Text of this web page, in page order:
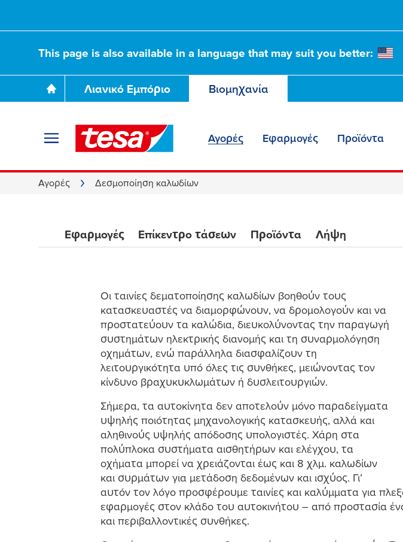
This page is also available in a language that may suit you better:
Λιανικό Εμπόριο Βιομηχανία
Αγορές Εφαρμογές Προϊόντα
Αγορές Δεσμοποίηση καλωδίων
Ταινίες καλωδίωσης
για ασφαλή δεματοποίηση
προστασία
Εφαρμογές Επίκεντρο τάσεων Προϊόντα Λήψη
Οι ταινίες δεματοποίησης καλωδίων βοηθούν τους
κατασκευαστές να διαμορφώνουν, να δρομολογούν και να
προστατεύουν τα καλώδια, διευκολύνοντας την παραγωγή
συστημάτων ηλεκτρικής διανομής και τη συναρμολόγηση
οχημάτων, ενώ παράλληλα διασφαλίζουν τη
λειτουργικότητα υπό όλες τις συνθήκες, μειώνοντας τον
κίνδυνο βραχυκυκλωμάτων ή δυσλειτουργιών.
Σήμερα, τα αυτοκίνητα δεν αποτελούν μόνο παραδείγματα
υψηλής ποιότητας μηχανολογικής κατασκευής, αλλά και
αληθινούς υψηλής απόδοσης υπολογιστές. Χάρη στα
πολύπλοκα συστήματα αισθητήρων και ελέγχου, τα
οχήματα μπορεί να χρειάζονται έως και 8 χλμ. καλωδίων
και συρμάτων για μετάδοση δεδομένων και ισχύος. Γι’
αυτόν τον λόγο προσφέρουμε ταινίες και καλύμματα για
εφαρμογές στον κλάδο του αυτοκινήτου – από προστασία
και περιβαλλοντικές συνθήκες.